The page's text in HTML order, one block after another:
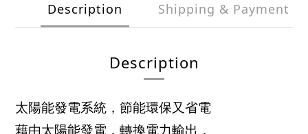
Description Shipping & Payment
Description
太陽能發電系統，節能環保又省電
藉由太陽能發電，轉換電力輸出，